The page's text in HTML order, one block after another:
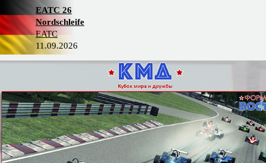
EATC 26
Nordschleife
EATC
11.09.2026